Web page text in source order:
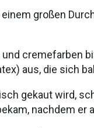
großen
cremefarben
aus, die sich
gekaut wird,
nachdem er